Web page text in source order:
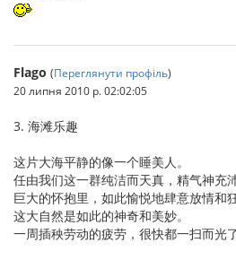
Flago (Переглянути профіль)
20 липня 2010 р. 02:02:05
3. 海滩乐趣
这片大海平静的像一个睡美人。
任由我们这一群纯洁而天真，精气神充
巨大的怀抱里，如此愉悦地肆意放情和狂
这大自然是如此的神奇和美妙。
一周插秧劳动的疲劳，很快都一扫而光了